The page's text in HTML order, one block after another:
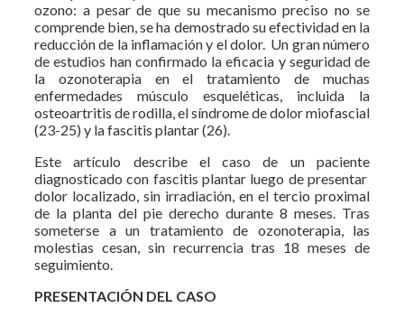
ozono: a pesar de que su mecanismo preciso no se
comprende bien, se ha demostrado su efectividad en la
reducción de la inflamación y el dolor. Un gran número
de estudios han confirmado la eficacia y seguridad de
la ozonoterapia en el tratamiento de muchas
enfermedades músculo esqueléticas, incluida la
osteoartritis de rodilla, el síndrome de dolor miofascial
(23-25) y la fascitis plantar (26).
Este artículo describe el caso de un paciente
diagnosticado con fascitis plantar luego de presentar
dolor localizado, sin irradiación, en el tercio proximal
de la planta del pie derecho durante 8 meses. Tras
someterse a un tratamiento de ozonoterapia, las
molestias cesan, sin recurrencia tras 18 meses de
seguimiento.
PRESENTACIÓN DEL CASO